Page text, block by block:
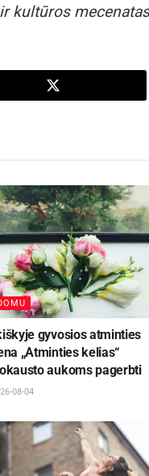
kultūros
gyvosios atminties
„Atminties kelias“
aukoms pagerbti
08-04